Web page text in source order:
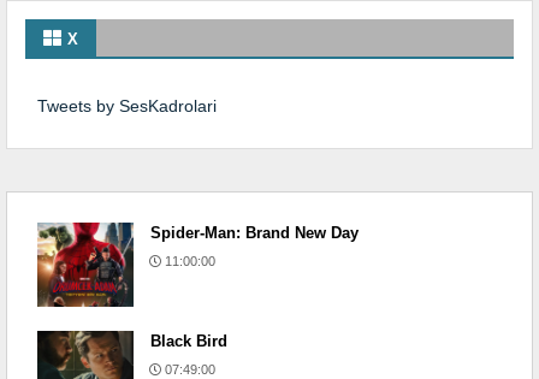
X
Tweets by SesKadrolari
Spider-Man: Brand New Day
11:00:00
Black Bird
07:49:00